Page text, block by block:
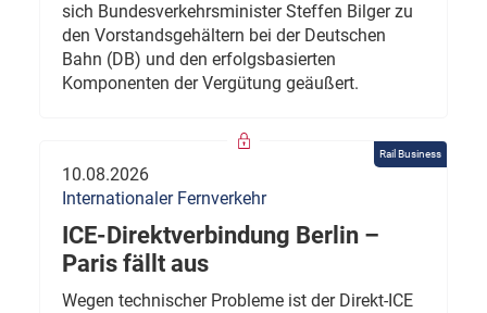
sich Bundesverkehrsminister Steffen Bilger zu
den Vorstandsgehältern bei der Deutschen
Bahn (DB) und den erfolgsbasierten
Komponenten der Vergütung geäußert.
Rail Business
10.08.2026
Internationaler Fernverkehr
ICE-Direktverbindung Berlin –
Paris fällt aus
Wegen technischer Probleme ist der Direkt-ICE